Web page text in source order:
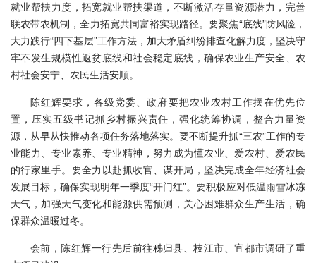
就业帮扶力度，拓宽就业帮扶渠道，不断激活存量资源潜力，完善
联农带农机制，全力拓宽共同富裕实现路径。要聚焦“底线”防风险，
大力践行“四下基层”工作方法，加大矛盾纠纷排查化解力度，坚决守
牢不发生规模性返贫底线和社会稳定底线，确保农业生产安全、农
村社会安宁、农民生活安顺。
陈红辉要求，各级党委、政府要把农业农村工作摆在优先位
置，压实五级书记抓乡村振兴责任，强化统筹协调，整合力量资
源，从早从快推动各项任务落地落实。要不断提升抓“三农”工作的专
业能力、专业素养、专业精神，努力成为懂农业、爱农村、爱农民
的行家里手。要全力以赴抓收官、谋开局，坚决完成全年经济社会
发展目标，确保实现明年一季度“开门红”。要积极应对低温雨雪冰冻
天气，加强天气变化和能源供需预测，关心困难群众生产生活，确
保群众温暖过冬。
会前，陈红辉一行先后前往秭归县、枝江市、宜都市调研了重